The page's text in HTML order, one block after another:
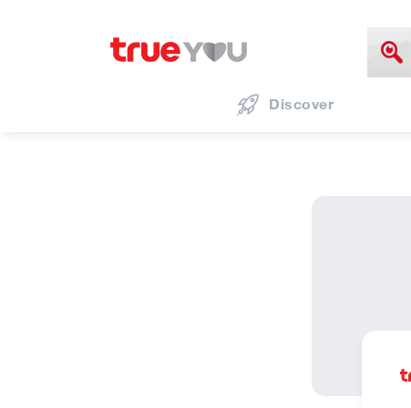
Discover